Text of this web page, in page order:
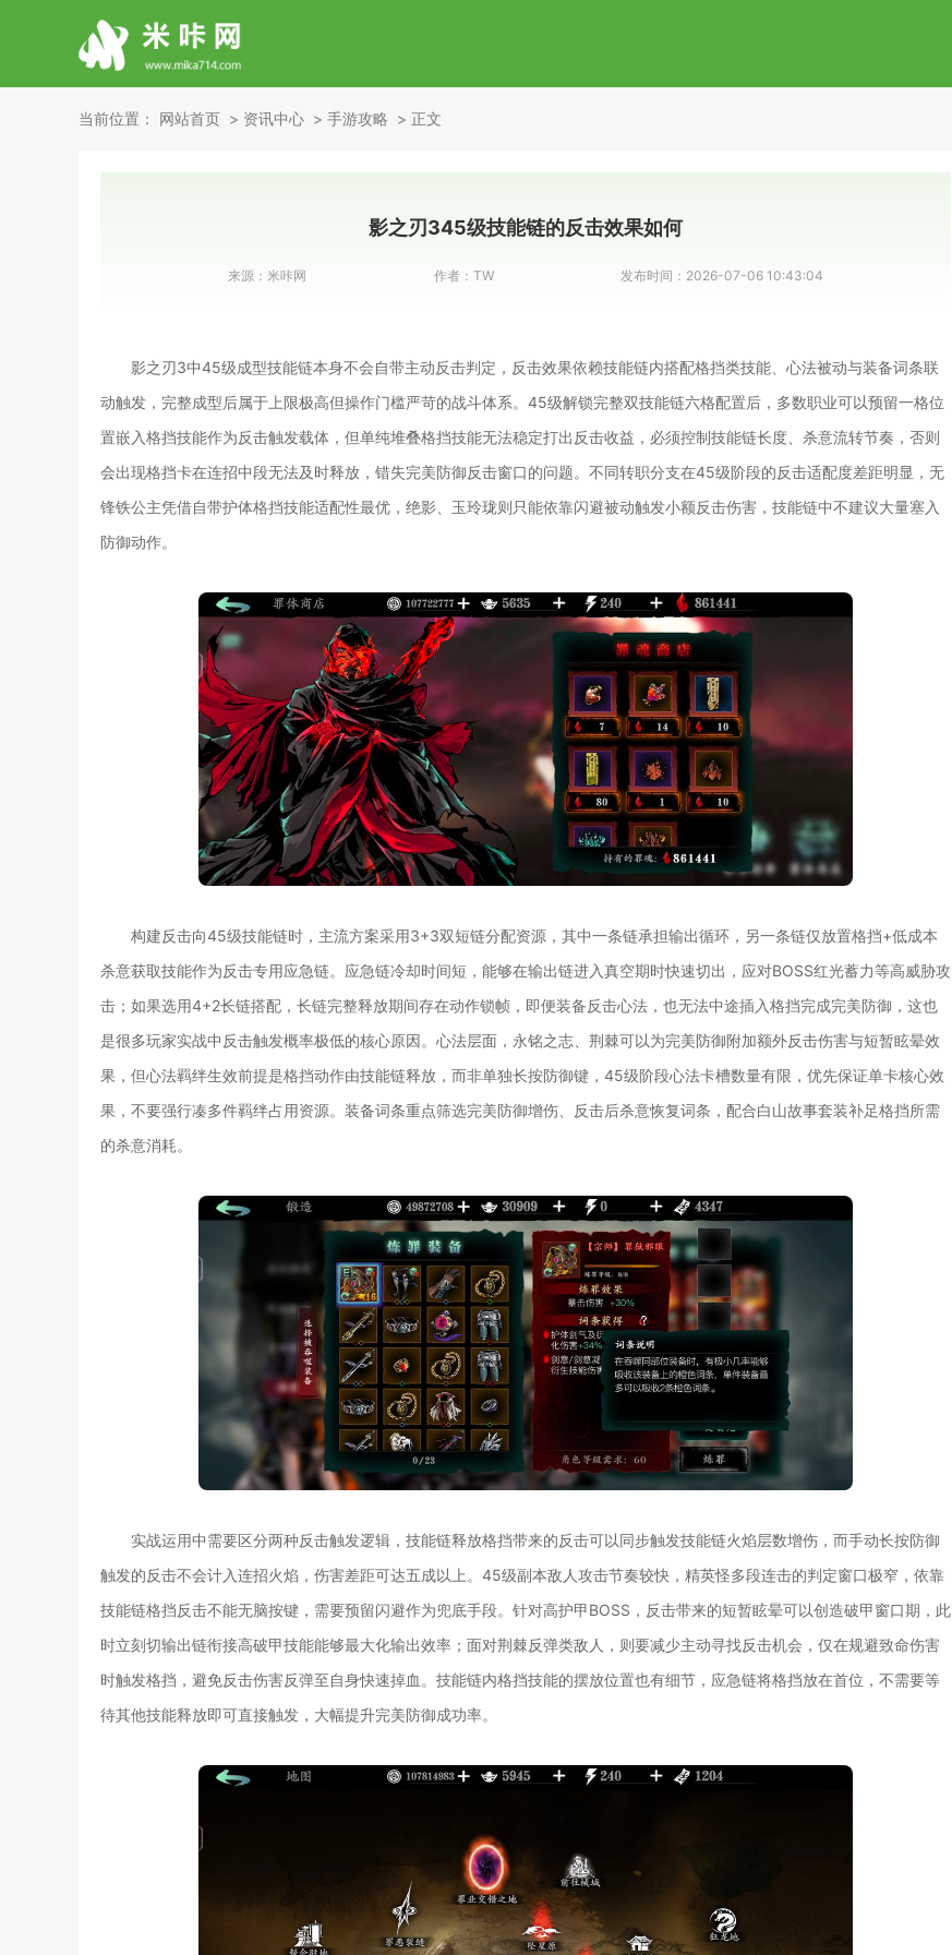
当前位置： 网站首页 资讯中心 手游攻略 正文
影之刃345级技能链的反击效果如何
来源： 米咔网 作者： TW 发布时间： 2026-07-06 10:43:04
影之刃3中45级成型技能链本身不会自带主动反击判定，反击效果依赖技能链内搭配格挡类技能、心法被动与装备词条联
动触发，完整成型后属于上限极高但操作门槛严苛的战斗体系。45级解锁完整双技能链六格配置后，多数职业可以预留一格位
置嵌入格挡技能作为反击触发载体，但单纯堆叠格挡技能无法稳定打出反击收益，必须控制技能链长度、杀意流转节奏，否则
会出现格挡卡在连招中段无法及时释放，错失完美防御反击窗口的问题。不同转职分支在45级阶段的反击适配度差距明显，无
锋铁公主凭借自带护体格挡技能适配性最优，绝影、玉玲珑则只能依靠闪避被动触发小额反击伤害，技能链中不建议大量塞入
防御动作。
构建反击向45级技能链时，主流方案采用3+3双短链分配资源，其中一条链承担输出循环，另一条链仅放置格挡+低成本
杀意获取技能作为反击专用应急链。应急链冷却时间短，能够在输出链进入真空期时快速切出，应对BOSS红光蓄力等高威胁攻
击；如果选用4+2长链搭配，长链完整释放期间存在动作锁帧，即便装备反击心法，也无法中途插入格挡完成完美防御，这也
是很多玩家实战中反击触发概率极低的核心原因。心法层面，永铭之志、荆棘可以为完美防御附加额外反击伤害与短暂眩晕效
果，但心法羁绊生效前提是格挡动作由技能链释放，而非单独长按防御键，45级阶段心法卡槽数量有限，优先保证单卡核心效
果，不要强行凑多件羁绊占用资源。装备词条重点筛选完美防御增伤、反击后杀意恢复词条，配合白山故事套装补足格挡所需
的杀意消耗。
实战运用中需要区分两种反击触发逻辑，技能链释放格挡带来的反击可以同步触发技能链火焰层数增伤，而手动长按防御
触发的反击不会计入连招火焰，伤害差距可达五成以上。45级副本敌人攻击节奏较快，精英怪多段连击的判定窗口极窄，依靠
技能链格挡反击不能无脑按键，需要预留闪避作为兜底手段。针对高护甲BOSS，反击带来的短暂眩晕可以创造破甲窗口期，此
时立刻切输出链衔接高破甲技能能够最大化输出效率；面对荆棘反弹类敌人，则要减少主动寻找反击机会，仅在规避致命伤害
时触发格挡，避免反击伤害反弹至自身快速掉血。技能链内格挡技能的摆放位置也有细节，应急链将格挡放在首位，不需要等
待其他技能释放即可直接触发，大幅提升完美防御成功率。